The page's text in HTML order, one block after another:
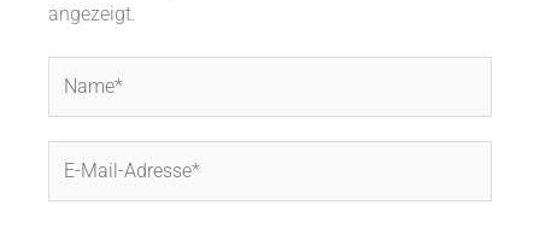
angezeigt.
Mail-